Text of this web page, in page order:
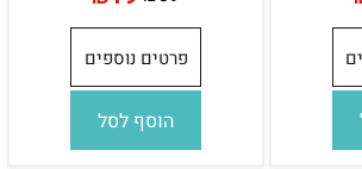
פרטים נוספים
הוסף לסל